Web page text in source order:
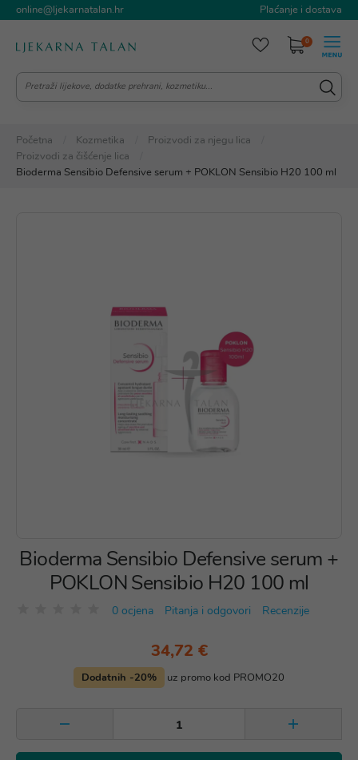
online@ljekarnatalan.hr Plaćanje i dostava
0
Početna Kozmetika
Proizvodi za njegu lica
Proizvodi za čišćenje lica
Bioderma Sensibio Defensive serum + POKLON Sensibio H20 100 ml
Bioderma Sensibio Defensive serum +
POKLON Sensibio H20 100 ml
0 ocjena Pitanja i odgovori Recenzije
34,72 €
Dodatnih -20% uz promo kod PROMO20